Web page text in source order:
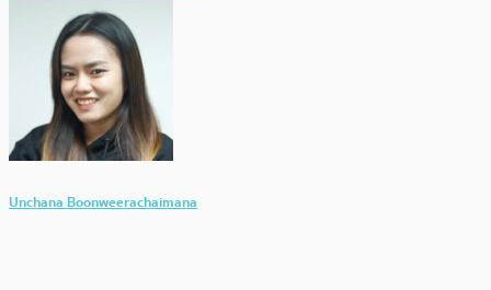
Unchana Boonweerachaimana